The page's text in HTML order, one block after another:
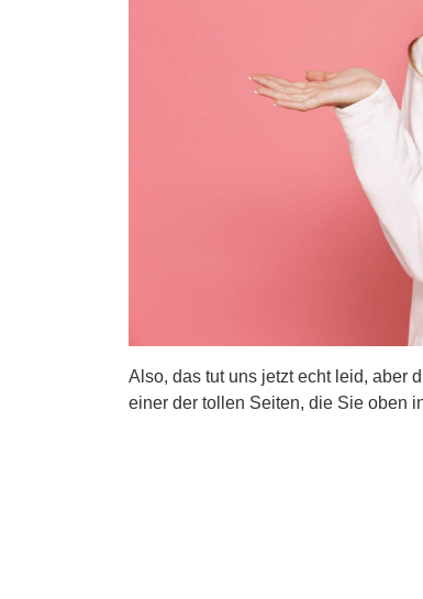
Also, das tut uns jetzt echt leid, aber
einer der tollen Seiten, die Sie oben